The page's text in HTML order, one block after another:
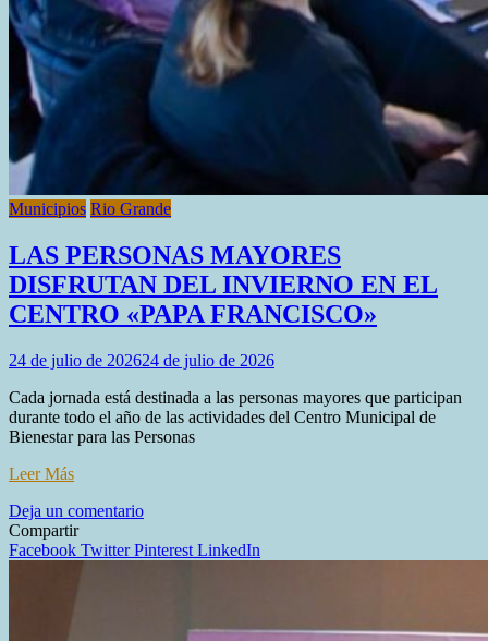
Municipios Rio Grande
LAS PERSONAS MAYORES
DISFRUTAN DEL INVIERNO EN EL
CENTRO «PAPA FRANCISCO»
24 de julio de 202624 de julio de 2026
Cada jornada está destinada a las personas mayores que participan
durante todo el año de las actividades del Centro Municipal de
Bienestar para las Personas
Leer Más
Deja un comentarioen
PERSONAS
INVIERNO
Compartir
Facebook TwitterPinterest LinkedIn